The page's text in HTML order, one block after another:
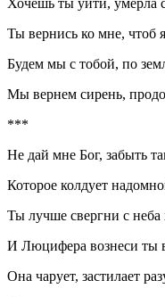
Ты вернись ко мне, чтоб
Будем мы с тобой, по
Мы вернем сирень,
***
Не дай мне Бог, забыть
Которое колдует
Ты лучше свергни с неба
И Люцифера вознеси ты
Она чарует, застилает